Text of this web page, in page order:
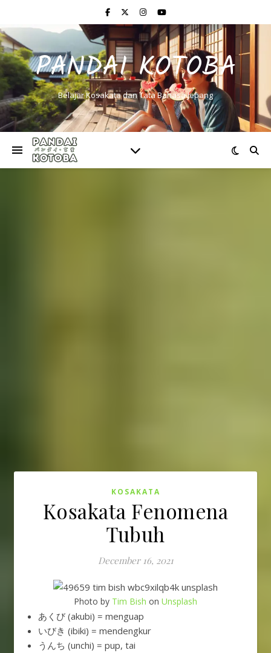
PANDAI KOTOBA
Belajar Kosakata dan Tata Bahasa Jepang
KOSAKATA
Kosakata Fenomena
Tubuh
December 16, 2021
Photo by Tim Bish on Unsplash
あくび (akubi) = menguap
いびき (ibiki) = mendengkur
うんち (unchi) = pup, tai